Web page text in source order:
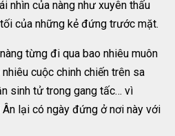
nhìn của nàng như xuyên thấu
của những kẻ đứng trước mặt.
từng đi qua bao nhiêu muôn
cuộc chinh chiến trên sa
sinh tử trong gang tấc… vì
lại có ngày đứng ở nơi này với